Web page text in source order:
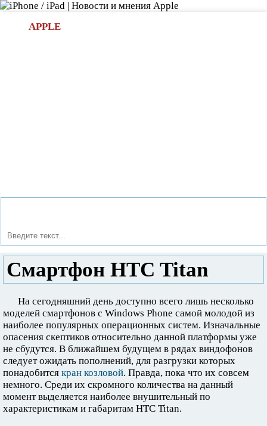
APPLE
Смартфон HTC Titan
На сегодняшний день доступно всего лишь несколько
моделей смартфонов с Windows Phone самой молодой из
наиболее популярных операционных систем. Изначальные
опасения скептиков относительно данной платформы уже
не сбудутся. В ближайшем будущем в рядах виндофонов
следует ожидать пополнений, для разгрузки которых
понадобится кран козловой. Правда, пока что их совсем
немного. Среди их скромного количества на данный
момент выделяется наиболее внушительный по
характеристикам и габаритам HTC Titan.